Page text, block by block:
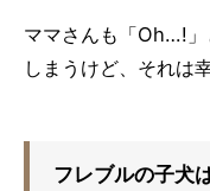
ママさんも「Oh…!」
しまうけど、それは
フレブルの子犬